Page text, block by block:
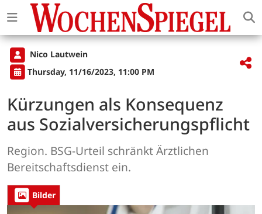
Nico Lautwein
Thursday, 11/16/2023, 11:00 PM
Kürzungen als Konsequenz
aus Sozialversicherungspflicht
Region. BSG-Urteil schränkt Ärztlichen
Bereitschaftsdienst ein.
Bilder